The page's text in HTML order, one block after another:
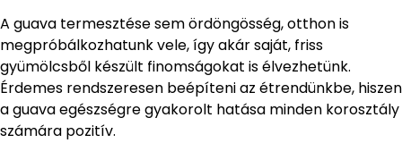
A guava termesztése sem ördöngösség, otthon is
megpróbálkozhatunk vele, így akár saját, friss
gyümölcsből készült finomságokat is élvezhetünk.
Érdemes rendszeresen beépíteni az étrendünkbe, hiszen
a guava egészségre gyakorolt hatása minden korosztály
számára pozitív.